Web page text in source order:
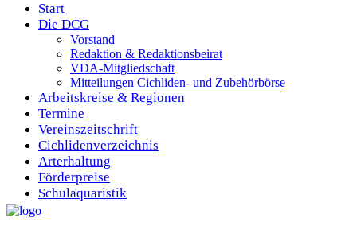
Start
Die DCG
Vorstand
Redaktion & Redaktionsbeirat
VDA-Mitgliedschaft
Mitteilungen Cichliden- und Zubehörbörse
Arbeitskreise & Regionen
Termine
Vereinszeitschrift
Cichlidenverzeichnis
Arterhaltung
Förderpreise
Schulaquaristik